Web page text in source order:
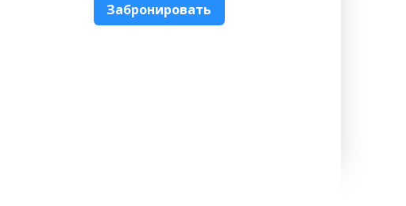
Забронировать